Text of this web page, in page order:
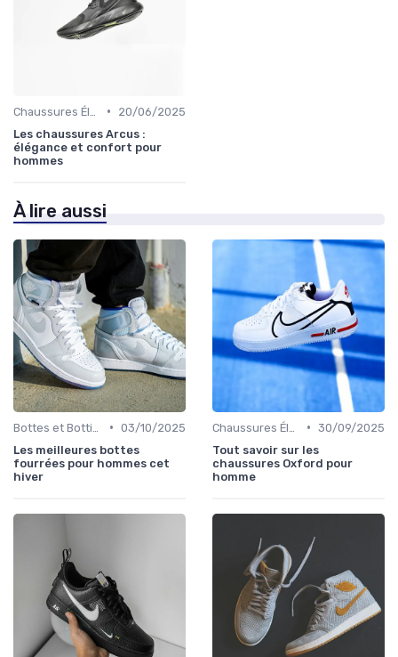
•
20/06/2025
Les chaussures Arcus :
élégance et confort pour
hommes
À lire aussi
• 03/10/2025
Les meilleures bottes
fourrées pour hommes cet
hiver
• 30/09/2025
Tout savoir sur les
chaussures Oxford pour
homme